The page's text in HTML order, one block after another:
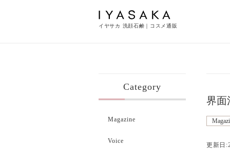
イヤサカ 洗顔石鹸｜コスメ通販
界面
更新日
Category
Magazine
Voice